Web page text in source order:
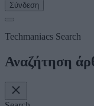
Σύνδεση
Techmaniacs Search
Αναζήτηση